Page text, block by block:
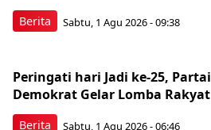
Berita Sabtu, 1 Agu 2026 - 09:38
Berita
Peringati hari Jadi ke-25, Partai
Demokrat Gelar Lomba Rakyat
Sabtu, 1 Agu 2026 - 06:46